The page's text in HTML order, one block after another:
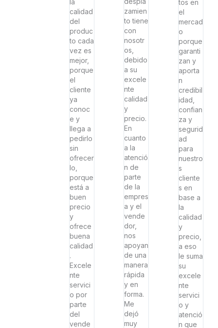
calidad
del
produc
to cada
vez es
mejor,
porque
el
cliente
ya
conoc
e y
llega a
pedirlo
sin
ofrecer
lo,
porque
está a
buen
precio
y
ofrece
buena
calidad
.
Excele
nte
servici
o por
parte
del
vende
zamien
to tiene
con
nosotr
os,
debido
a su
excele
nte
calidad
y
precio.
En
cuanto
a la
atenció
n de
parte
de la
empres
a y el
vende
dor,
nos
apoyan
de una
manera
rápida
y en
forma.
Me
dejó
muy
tos en
el
mercad
o
porque
garanti
zan y
aporta
n
credibil
idad,
confian
za y
segurid
ad
para
nuestro
s
cliente
s en
base a
la
calidad
y
precio,
a eso
le suma
su
excele
nte
servici
o y
atenció
n que